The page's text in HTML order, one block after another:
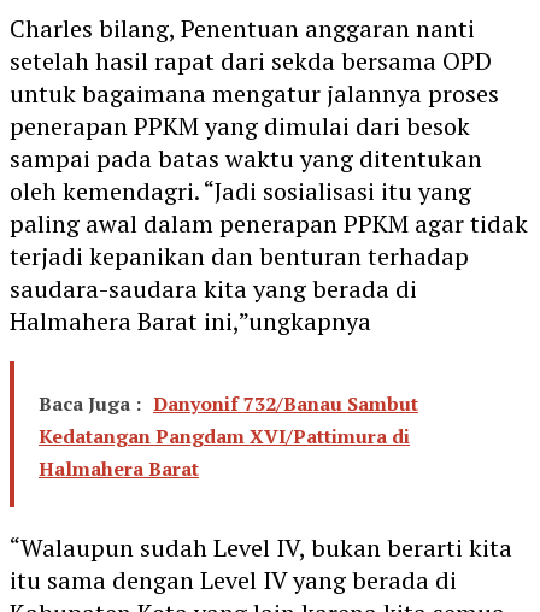
Charles bilang, Penentuan anggaran nanti
setelah hasil rapat dari sekda bersama OPD
untuk bagaimana mengatur jalannya proses
penerapan PPKM yang dimulai dari besok
sampai pada batas waktu yang ditentukan
oleh kemendagri. “Jadi sosialisasi itu yang
paling awal dalam penerapan PPKM agar tidak
terjadi kepanikan dan benturan terhadap
saudara-saudara kita yang berada di
Halmahera Barat ini,”ungkapnya
Baca Juga : Danyonif 732/Banau Sambut
Kedatangan Pangdam XVI/Pattimura di
Halmahera Barat
“Walaupun sudah Level IV, bukan berarti kita
itu sama dengan Level IV yang berada di